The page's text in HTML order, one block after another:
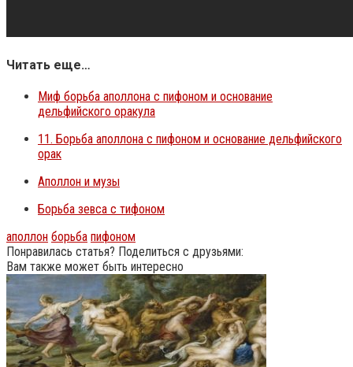
Читать еще…
Миф борьба аполлона с пифоном и основание
дельфийского оракула
11. Борьба аполлона с пифоном и основание дельфийского
орак
Аполлон и музы
Борьба зевса с тифоном
аполлон борьба пифоном
Понравилась статья? Поделиться с друзьями:
Вам также может быть интересно